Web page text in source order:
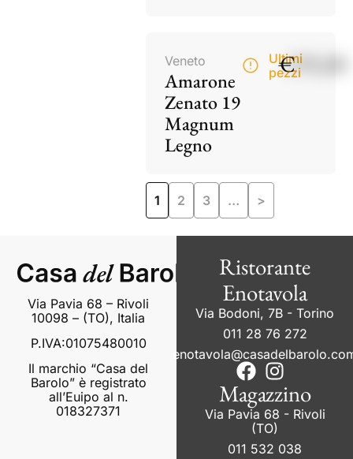
Veneto
Amarone
Zenato 19
Magnum
Legno
Ultimi
pezzi
€195,00
1 2 3 … >
Via Pavia 68 – Rivoli
10098 – (TO), Italia
P.IVA:01075480010
Il marchio “Casa del
Barolo” è registrato
all’Euipo al n.
018327371
Ristorante
Enotavola
Via Bodoni, 7B - Torino
011 28 76 272
Magazzino
Via Pavia 68 - Rivoli
(TO)
011 532 038